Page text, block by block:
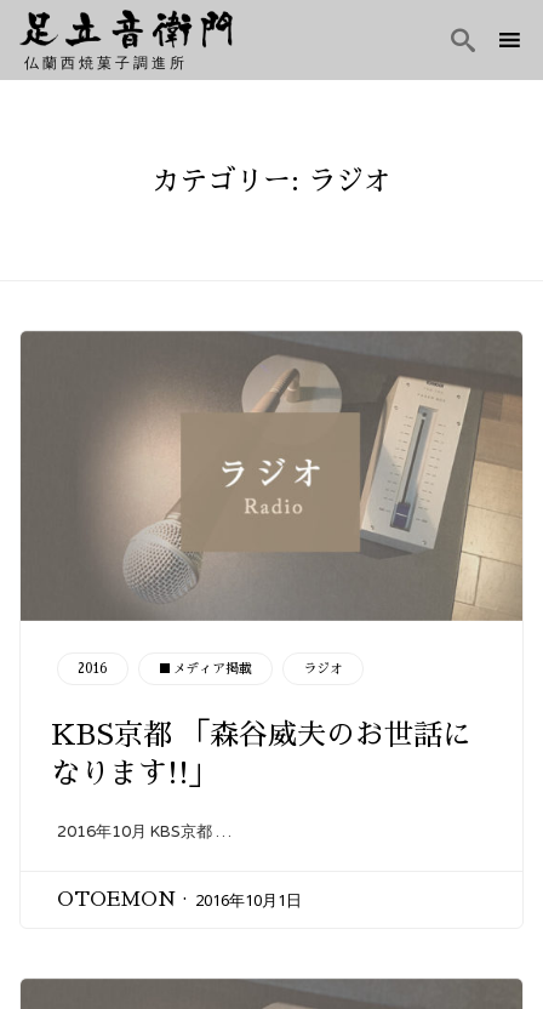
仏蘭西焼菓子調進所

カテゴリー: ラジオ
CATEGORY
2016 ■メディア掲載 ラジオ
KBS京都 「森谷威夫のお世話に
なります!!」
2016年10月 KBS京都 …
OTOEMON 2016年10月1日